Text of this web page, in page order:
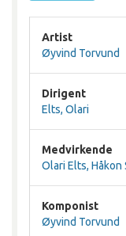
Artist
Øyvind Torvund
Dirigent
Elts, Olari
Medvirkende
Olari Elts,
Komponist
Øyvind Torvund